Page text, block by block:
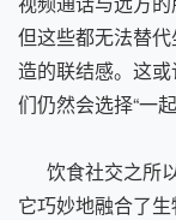
但这些都无法替
造的联结感。这
们仍然会选择“一
饮食社交之所
它巧妙地融合了